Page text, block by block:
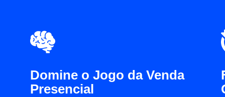
Domine o Jogo da Venda
Presencial